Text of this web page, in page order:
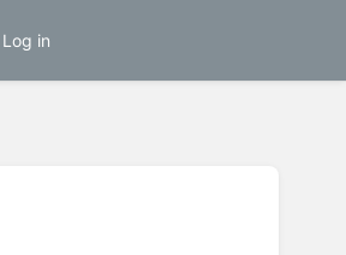
Log in